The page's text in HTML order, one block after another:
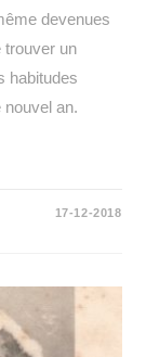
devenues
trouver un
habitudes
nouvel an.
17-12-2018